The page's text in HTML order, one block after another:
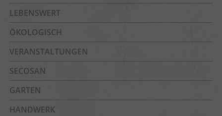
LEBENSWERT
ÖKOLOGISCH
VERANSTALTUNGEN
SECOSAN
GARTEN
HANDWERK